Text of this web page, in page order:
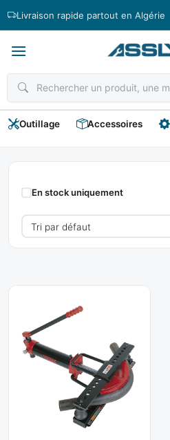
Livraison rapide partout en Algérie
Outillage Accessoires
Cintreuse
Hydraulique
En stock uniquement